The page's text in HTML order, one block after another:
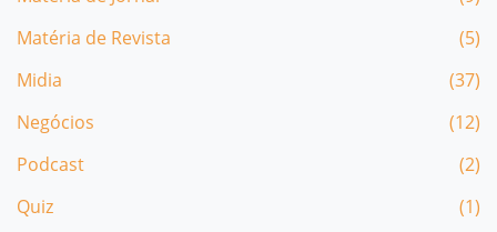
Matéria de Revista
(5)
Midia
(37)
Negócios
(12)
Podcast
(2)
Quiz
(1)